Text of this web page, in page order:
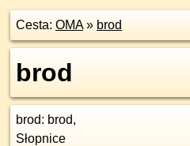
Cesta: OMA» brod
brod
brod: brod,
Słopnice